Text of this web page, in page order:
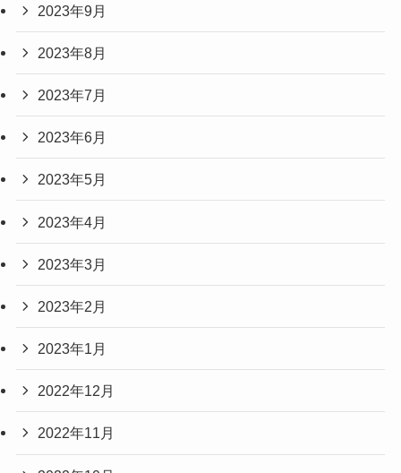
2023年9月
2023年8月
2023年7月
2023年6月
2023年5月
2023年4月
2023年3月
2023年2月
2023年1月
2022年12月
2022年11月